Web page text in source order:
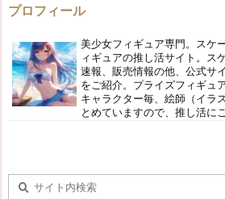
プロフィール
美少女フィギュア専門。スケ
ィギュアの推し活サイト。ス
速報、販売情報の他、公式サ
をご紹介。プライズフィギュ
キャラクター毎、絵師（イラ
とめていますので、推し活に